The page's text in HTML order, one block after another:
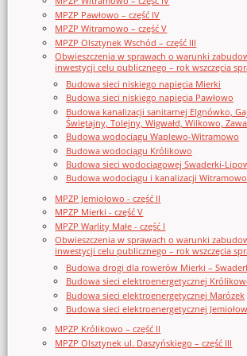
MPZP Pawłowo – część IV
MPZP Witramowo – część V
MPZP Olsztynek Wschód – część III
Obwieszczenia w sprawach o warunki
inwestycji celu publicznego – rok wszczęcia
Budowa sieci niskiego napięcia Mierki
Budowa sieci niskiego napięcia Pawłowo
Budowa kanalizacji sanitarnej Elgnówko,
Świętajny, Tolejny, Wigwałd, Wilkowo,
Budowa wodociągu Waplewo-Witramowo
Budowa wodociągu Królikowo
Budowa sieci wodociągowej Swaderki-
Budowa wodociągu i kanalizacji Witramowo
MPZP Jemiołowo - część II
MPZP Mierki - część V
MPZP Warlity Małe - część I
Obwieszczenia w sprawach o warunki
inwestycji celu publicznego – rok wszczęcia
Budowa drogi dla rowerów Mierki –
Budowa sieci elektroenergetycznej
Budowa sieci elektroenergetycznej Marózek
Budowa sieci elektroenergetycznej
MPZP Królikowo – część II
MPZP Olsztynek ul. Daszyńskiego – część III